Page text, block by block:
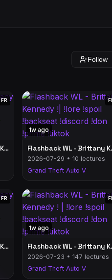
Follow
FR
Flashback WL - Brittany Kennedy !| !lore !spoil !backseat !discord !don !prime !tiktok
1w ago
Flashback WL
2026-07-29 • 10 lectures
Grand Theft Auto V
FR
Flashback WL - Brittany Kennedy ! | !lore !spoil !backseat !discord !don !prime !tiktok
1w ago
Flashback WL
2026-07-23 • 147 lectures
Grand Theft Auto V